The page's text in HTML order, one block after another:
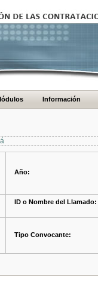
Información
Año:
ID o Nombre del Llamado:
Tipo Convocante: